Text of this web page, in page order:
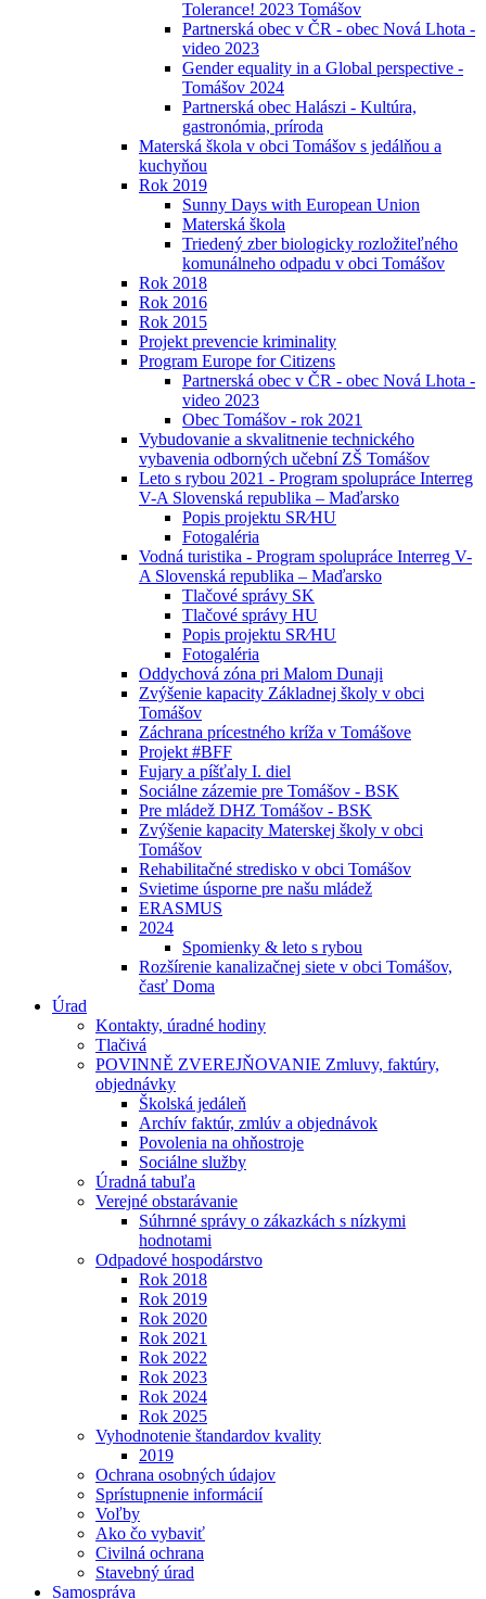
Tolerance! 2023 Tomášov
Partnerská obec v ČR - obec Nová Lhota -
video 2023
Gender equality in a Global perspective -
Tomášov 2024
Partnerská obec Halászi - Kultúra,
gastronómia, príroda
Materská škola v obci Tomášov s jedálňou a
kuchyňou
Rok 2019
Sunny Days with European Union
Materská škola
Triedený zber biologicky rozložiteľného
komunálneho odpadu v obci Tomášov
Rok 2018
Rok 2016
Rok 2015
Projekt prevencie kriminality
Program Europe for Citizens
Partnerská obec v ČR - obec Nová Lhota -
video 2023
Obec Tomášov - rok 2021
Vybudovanie a skvalitnenie technického
vybavenia odborných učební ZŠ Tomášov
Leto s rybou 2021 - Program spolupráce Interreg
V-A Slovenská republika – Maďarsko
Popis projektu SR⁄HU
Fotogaléria
Vodná turistika - Program spolupráce Interreg V-
A Slovenská republika – Maďarsko
Tlačové správy SK
Tlačové správy HU
Popis projektu SR⁄HU
Fotogaléria
Oddychová zóna pri Malom Dunaji
Zvýšenie kapacity Základnej školy v obci
Tomášov
Záchrana prícestného kríža v Tomášove
Projekt #BFF
Fujary a píšťaly I. diel
Sociálne zázemie pre Tomášov - BSK
Pre mládež DHZ Tomášov - BSK
Zvýšenie kapacity Materskej školy v obci
Tomášov
Rehabilitačné stredisko v obci Tomášov
Svietime úsporne pre našu mládež
ERASMUS
2024
Spomienky & leto s rybou
Rozšírenie kanalizačnej siete v obci Tomášov,
časť Doma
Úrad
Kontakty, úradné hodiny
Tlačivá
POVINNĚ ZVEREJŇOVANIE Zmluvy, faktúry,
objednávky
Školská jedáleň
Archív faktúr, zmlúv a objednávok
Povolenia na ohňostroje
Sociálne služby
Úradná tabuľa
Verejné obstarávanie
Súhrnné správy o zákazkách s nízkymi
hodnotami
Odpadové hospodárstvo
Rok 2018
Rok 2019
Rok 2020
Rok 2021
Rok 2022
Rok 2023
Rok 2024
Rok 2025
Vyhodnotenie štandardov kvality
2019
Ochrana osobných údajov
Sprístupnenie informácií
Voľby
Ako čo vybaviť
Civilná ochrana
Stavebný úrad
Samospráva